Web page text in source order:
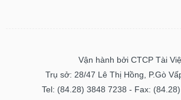
Vận hành bởi CTCP Tài
Trụ sở: 28/47 Lê Thị Hồng, P.Gò
Tel: (84.28) 3848 7238 - Fax: